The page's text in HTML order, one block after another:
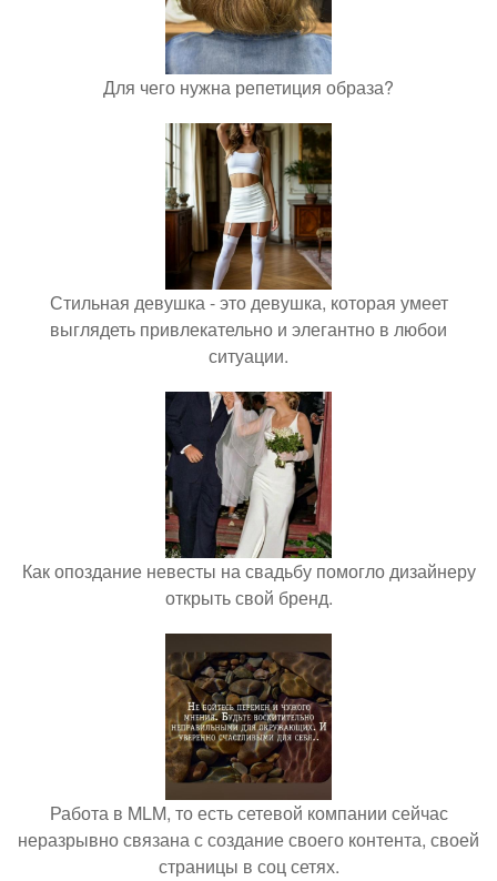
Для чего нужна репетиция образа?
Стильная девушка - это девушка, которая умеет
выглядеть привлекательно и элегантно в любои
ситуации.
Как опоздание невесты на свадьбу помогло дизайнеру
открыть свой бренд.
Работа в MLM, то есть сетевой компании сейчас
неразрывно связана с создание своего контента, своей
страницы в соц сетях.